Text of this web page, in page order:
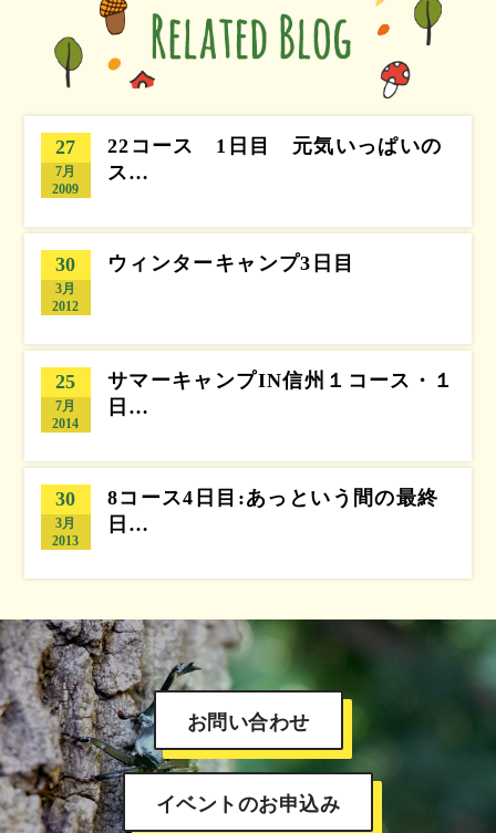
27
7月
2009
22コース 1日目 元気いっぱいの
ス…
30
3月
2012
ウィンターキャンプ3日目
25
7月
2014
サマーキャンプIN信州１コース・１
日…
30
3月
2013
8コース4日目:あっという間の最終
日…
お問い合わせ
イベントのお申込み